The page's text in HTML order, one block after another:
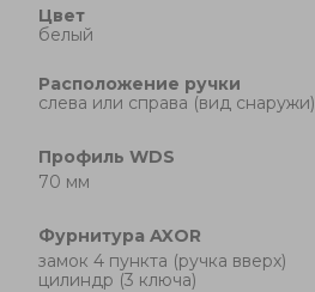
Цвет
белый
Расположение ручки
cлева или справа (вид снаружи)
Профиль WDS
70 мм
Фурнитура AXOR
замок 4 пункта (ручка вверх)
цилиндр (3 ключа)